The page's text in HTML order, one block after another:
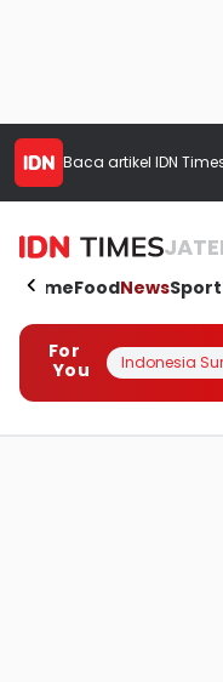
Baca artikel IDN
HomeFoodNewsSport
For
You
Indonesia